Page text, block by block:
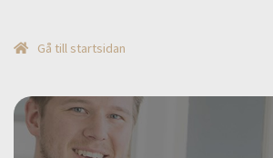
Gå till startsidan